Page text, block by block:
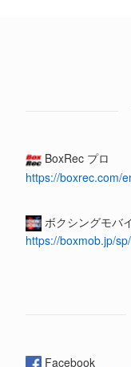
BoxRec プロ
https://boxrec.com/
ボクシングモバ
https://boxmob.jp/
Facebook